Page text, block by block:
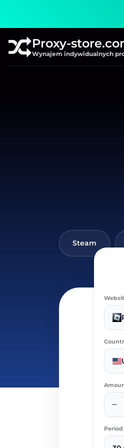
Proxy-
Wynajem indywidualnych
Steam
−
Period